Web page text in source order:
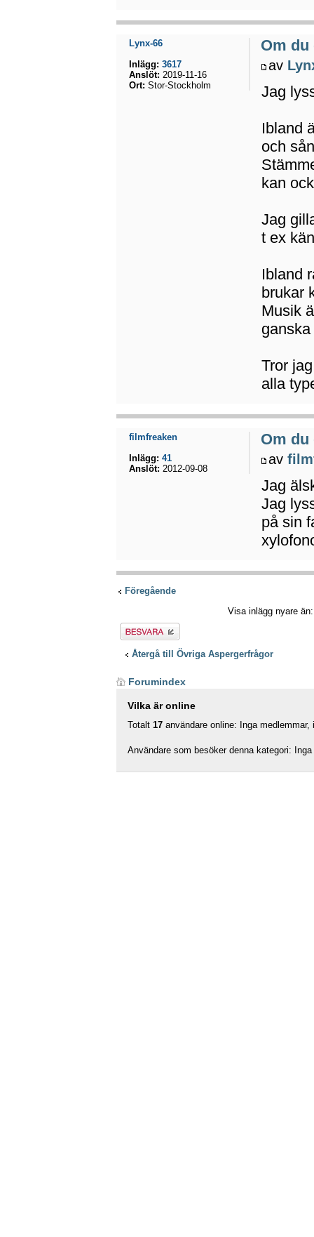
Om
av
Jag
Ibland
och
kan
Jag
t ex
Ibland
brukar
Musik
Tror
alla
Lynx-66
Inlägg: 3617
Anslöt: 2019-11-16
Ort: Stor-Stockholm
Om
av
Jag
Jag
på sin
filmfreaken
Inlägg: 41
Anslöt: 2012-09-08
Föregående
Visa inlägg nyare
Besvara
Återgå till Övriga Aspergerfrågor
Forumindex
Vilka är online
Totalt 17 användare online: Inga
Användare som besöker denna kategori: